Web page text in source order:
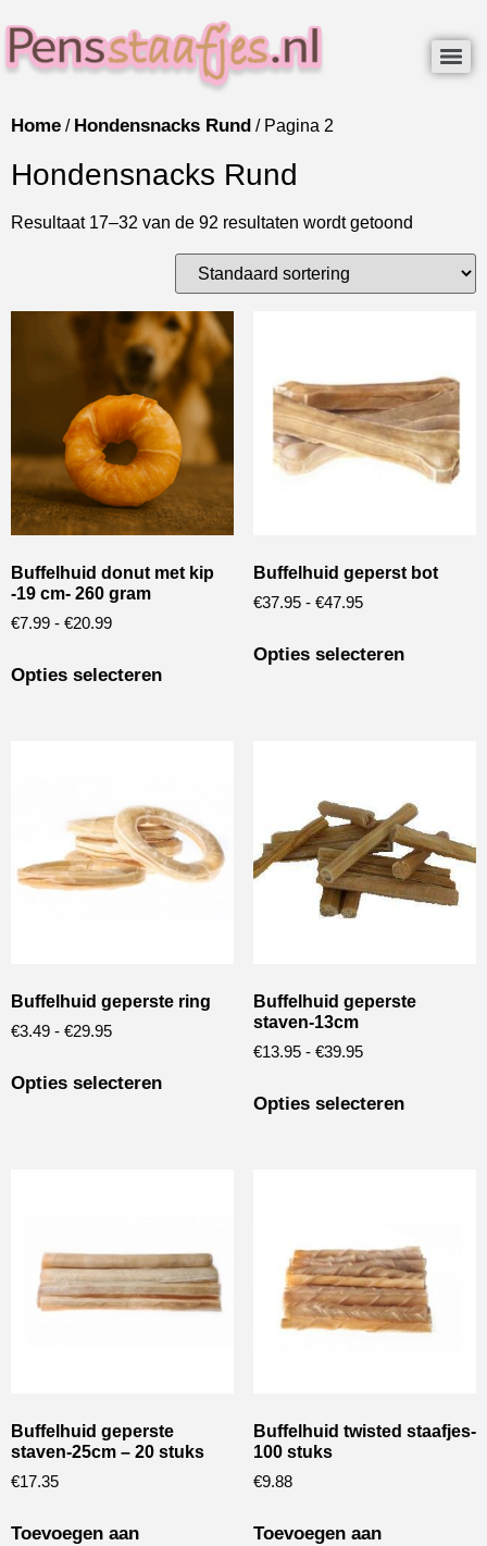
Home / Hondensnacks Rund / Pagina 2
Hondensnacks Rund
Resultaat 17–32 van de 92 resultaten wordt getoond
Buffelhuid donut met kip
-19 cm- 260 gram
€7.99 - €20.99
Opties selecteren
Buffelhuid geperst bot
€37.95 - €47.95
Opties selecteren
Buffelhuid geperste ring
€3.49 - €29.95
Opties selecteren
Buffelhuid geperste
staven-13cm
€13.95 - €39.95
Opties selecteren
Buffelhuid geperste
staven-25cm – 20 stuks
€17.35
Toevoegen aan
Buffelhuid twisted staafjes-
100 stuks
€9.88
Toevoegen aan